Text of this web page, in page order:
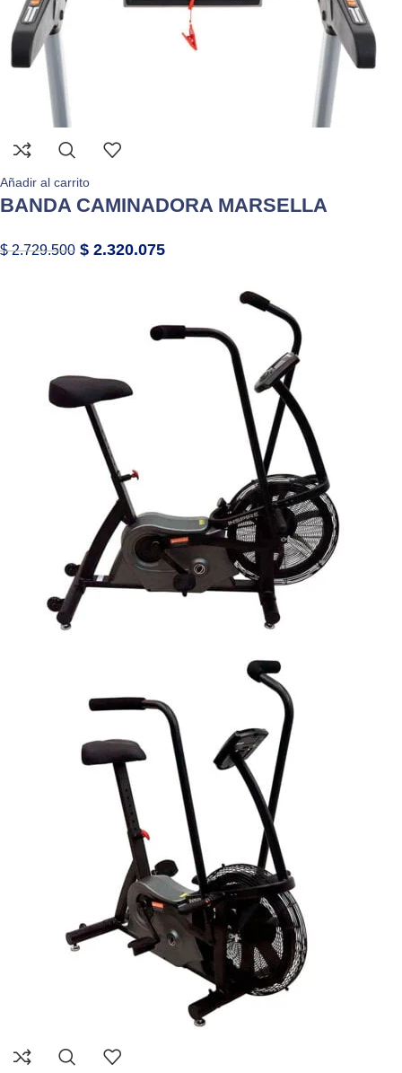
Añadir al carrito
BANDA CAMINADORA MARSELLA
$2.729.500 $ 2.320.075